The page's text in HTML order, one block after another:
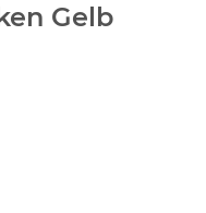
Gelb